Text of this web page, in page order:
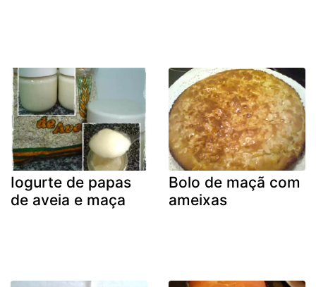
Iogurte de papas
de aveia e maça
Bolo de maçã com
ameixas